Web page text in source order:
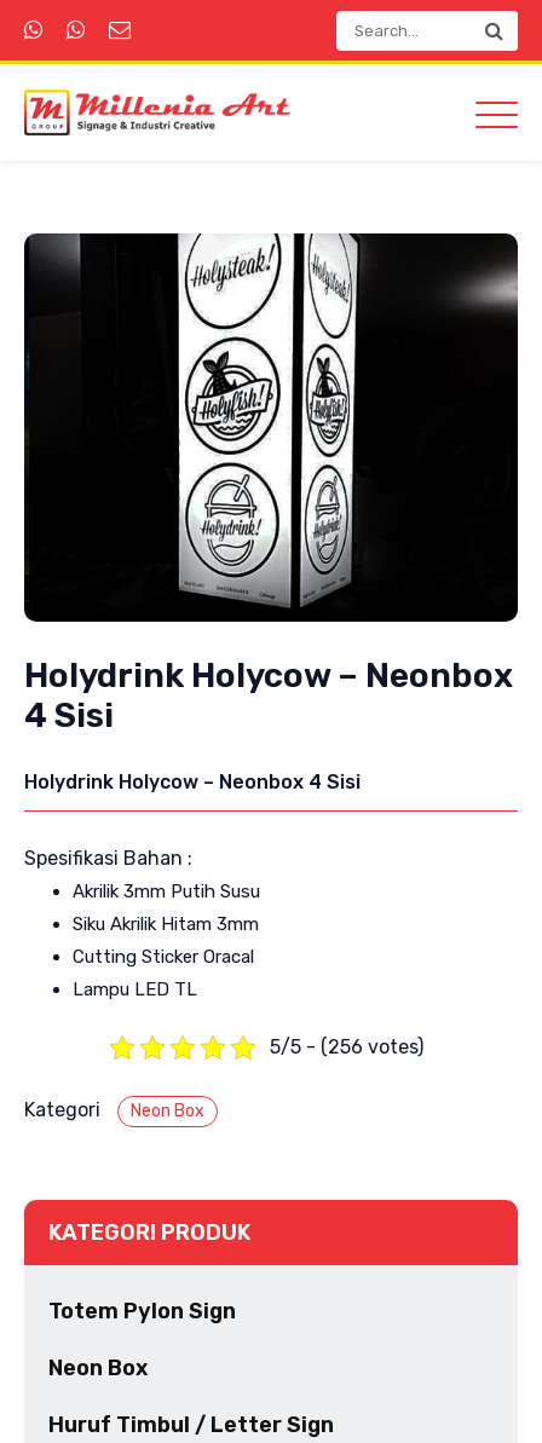
Holydrink Holycow – Neonbox
4 Sisi
Holydrink Holycow – Neonbox 4 Sisi
Spesifikasi Bahan :
Akrilik 3mm Putih Susu
Siku Akrilik Hitam 3mm
Cutting Sticker Oracal
Lampu LED TL
5/5 - (256 votes)
Kategori Neon Box
KATEGORI PRODUK
Totem Pylon Sign
Neon Box
Huruf Timbul / Letter Sign